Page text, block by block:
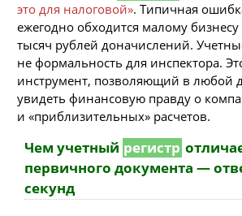
это для налоговой». Типичная
ежегодно обходится малому
тысяч рублей доначислений.
не формальность для инспектора.
инструмент, позволяющий в любой
увидеть финансовую правду о
и «приблизительных» расчетов.
Чем учетный регистр
первичного документа —
секунд